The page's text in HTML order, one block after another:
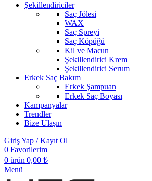
Şekillendiriciler
Saç Jölesi
WAX
Saç Spreyi
Saç Köpüğü
Kil ve Macun
Şekillendirici Krem
Şekillendirici Serum
Erkek Saç Bakım
Erkek Şampuan
Erkek Saç Boyası
Kampanyalar
Trendler
Bize Ulaşın
Giriş Yap / Kayıt Ol
0 Favorilerim
0 ürün 0,00 ₺
Menü